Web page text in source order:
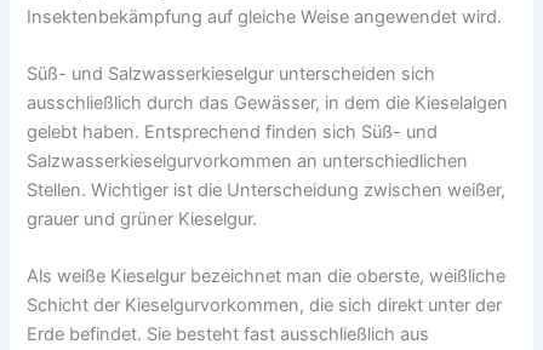
Insektenbekämpfung auf gleiche Weise angewendet wird.
Süß- und Salzwasserkieselgur unterscheiden sich
ausschließlich durch das Gewässer, in dem die Kieselalgen
gelebt haben. Entsprechend finden sich Süß- und
Salzwasserkieselgurvorkommen an unterschiedlichen
Stellen. Wichtiger ist die Unterscheidung zwischen weißer,
grauer und grüner Kieselgur.
Als weiße Kieselgur bezeichnet man die oberste, weißliche
Schicht der Kieselgurvorkommen, die sich direkt unter der
Erde befindet. Sie besteht fast ausschließlich aus